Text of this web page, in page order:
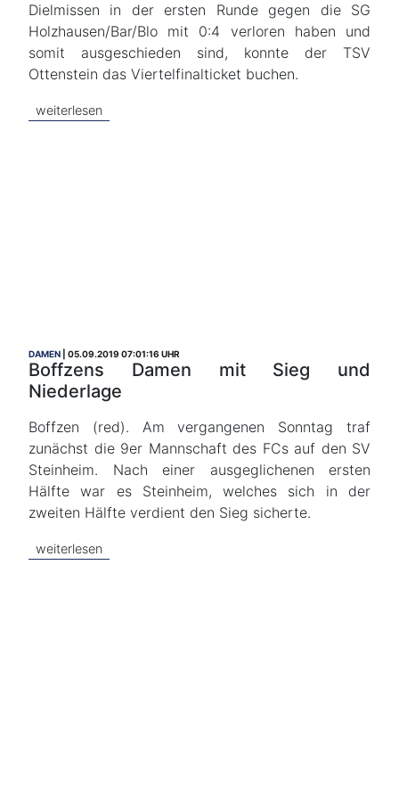
Dielmissen in der ersten Runde gegen die SG
Holzhausen/Bar/Blo mit 0:4 verloren haben und
somit ausgeschieden sind, konnte der TSV
Ottenstein das Viertelfinalticket buchen.
weiterlesen
DAMEN 05.09.2019 07:01:16 UHR
Boffzens Damen mit Sieg und
Niederlage
Boffzen (red). Am vergangenen Sonntag traf
zunächst die 9er Mannschaft des FCs auf den SV
Steinheim. Nach einer ausgeglichenen ersten
Hälfte war es Steinheim, welches sich in der
zweiten Hälfte verdient den Sieg sicherte.
weiterlesen